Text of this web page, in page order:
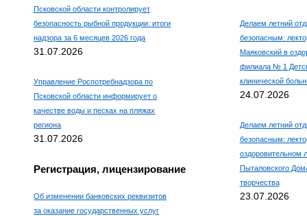
Псковской области контролирует
безопасность рыбной продукции: итоги
надзора за 6 месяцев 2026 года
31.07.2026
Управление Роспотребнадзора по
Псковской области информирует о
качестве воды и песках на пляжах
региона
31.07.2026
Регистрация, лицензирование
Об изменении банковских реквизитов
за оказание государственных услуг
Делаем летний
безопасным:
Маяковский в
филиала № 1
клинической
24.07.2026
Делаем летний
безопасным:
оздоровительном
Пыталовского
творчества
23.07.2026